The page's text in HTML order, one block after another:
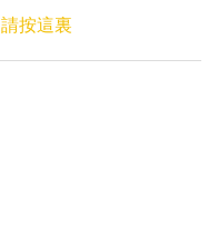
請按這裏